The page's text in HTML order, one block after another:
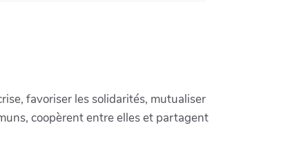
favoriser les solidarités, mutualiser
coopèrent entre elles et partagent